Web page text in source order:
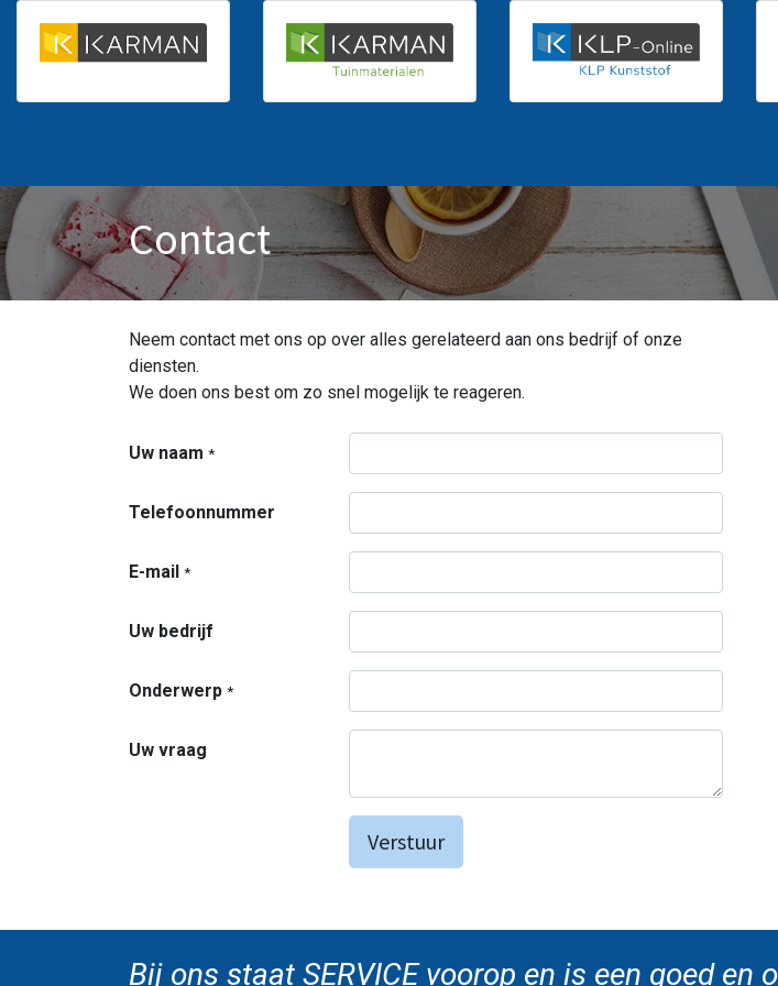
Contact
Neem contact met ons op over alles gerelateerd aan ons bedrijf of onze
diensten.
We doen ons best om zo snel mogelijk te reageren.
Uw naam *
Telefoonnummer
E-mail *
Uw bedrijf
Onderwerp *
Uw vraag
Verstuur
Bij ons staat SERVICE voorop en is een goed en